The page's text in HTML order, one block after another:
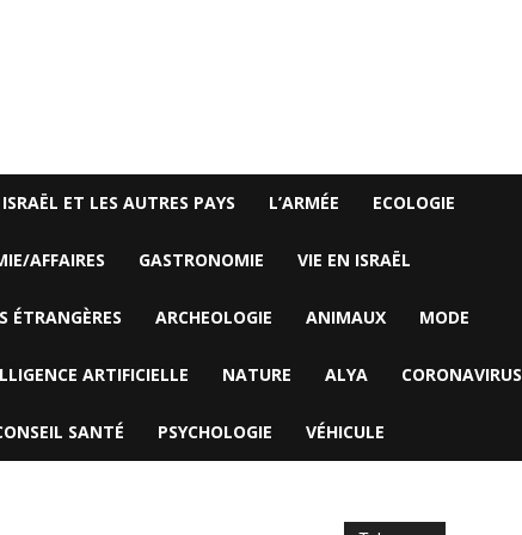
ISRAËL ET LES AUTRES PAYS L’ARMÉE ECOLOGIE
AFFAIRES GASTRONOMIE VIE EN ISRAËL
ÉTRANGÈRES ARCHEOLOGIE ANIMAUX MODE
ARTIFICIELLE NATURE ALYA CORONAVIRUS
SANTÉ PSYCHOLOGIE VÉHICULE